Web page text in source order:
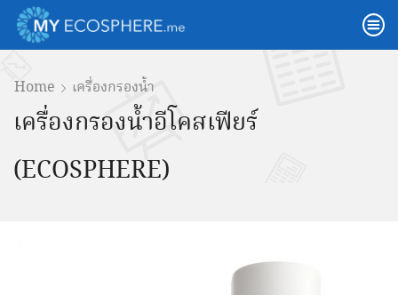
Home เครื่องกรองน้ำ
เครื่องกรองน้ำอีโคสเฟียร์
(ECOSPHERE)